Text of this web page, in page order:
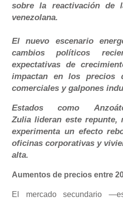
sobre la reactivación de
venezolana.
El nuevo escenario
cambios políticos
expectativas de
impactan en los precios
comerciales y galpones
Estados como
Zulia lideran este repunte,
experimenta un efecto
oficinas corporativas y
alta.
Aumentos de precios entre
El mercado secundario